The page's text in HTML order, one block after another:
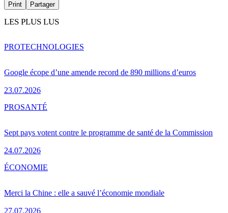
Print Partager
LES PLUS LUS
Google écope d’une amende record de 890 millions d’euros
23.07.2026
PROTECHNOLOGIES
Sept pays votent contre le programme de santé de la Commission
24.07.2026
PROSANTÉ
Merci la Chine : elle a sauvé l’économie mondiale
27.07.2026
ÉCONOMIE